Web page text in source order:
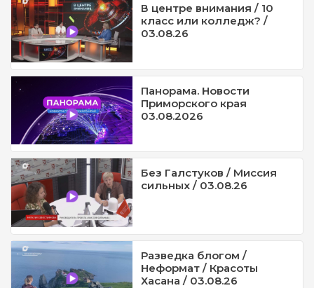
В центре внимания / 10
класс или колледж? /
03.08.26
Панорама. Новости
Приморского края
03.08.2026
Без Галстуков / Миссия
сильных / 03.08.26
Разведка блогом /
Неформат / Красоты
Хасана / 03.08.26